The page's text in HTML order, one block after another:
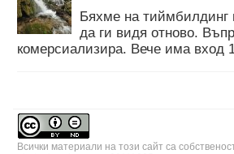
Бяхме на тиймбилдинг
да ги видя отново.
комерсиализира. Вече има вход
Всички материали на този сайт са